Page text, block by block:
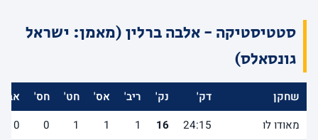
סטטיסטיקה - אלבה ברלין (מאמן: ישראל
גונסאלס)
שחקן דק' נק' ריב' אס' חט' חס'
אב'
מאודו לו
24:15
16
1
1
1
0
0